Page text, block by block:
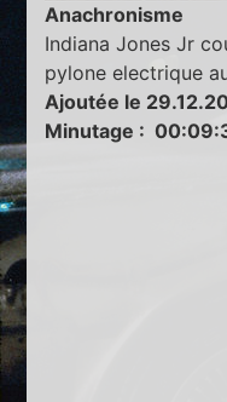
Anachronisme
Indiana Jones Jr
pylone electrique
Ajoutée le
Minutage :